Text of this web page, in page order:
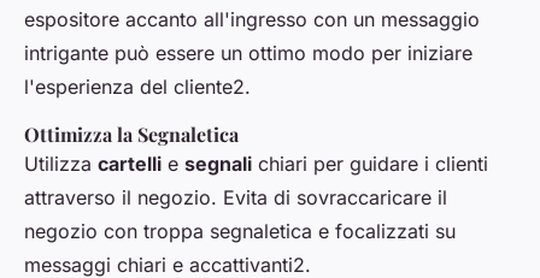
espositore accanto all'ingresso con un messaggio
intrigante può essere un ottimo modo per iniziare
l'esperienza del cliente2.
Ottimizza la Segnaletica
Utilizza cartelli e segnali chiari per guidare i clienti
attraverso il negozio. Evita di sovraccaricare il
negozio con troppa segnaletica e focalizzati su
messaggi chiari e accattivanti2.